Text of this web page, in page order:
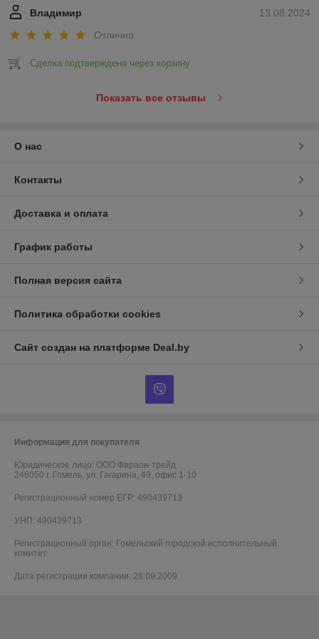
13.08.2024
Владимир
Отлично
Сделка подтверждена через корзину
Показать все отзывы
О нас
Контакты
Доставка и оплата
График работы
Полная версия сайта
Политика обработки cookies
Сайт создан на платформе Deal.by
Информация для покупателя
Юридическое лицо: ООО Фараон-трейд
246050 г. Гомель, ул. Гагарина, 49, офис 1-10
Регистрационный номер ЕГР: 490439713
УНП: 490439713
Регистрационный орган: Гомельский городской исполнительный
комитет
Дата регистрации компании: 28.09.2009